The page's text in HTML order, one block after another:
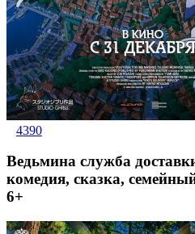
4390
Ведьмина служба
комедия, сказка,
6+